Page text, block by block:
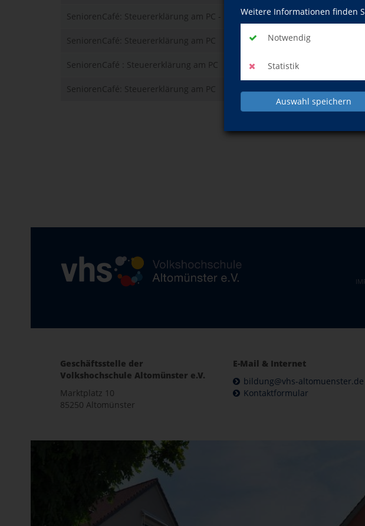
Weitere Informationen finden
Notwendig
Statistik
Auswahl speichern
SeniorenCafé: Steuererklärung am PC - Drei Programme im Praxistest
SeniorenCafé: Steuererklärung am PC
SeniorenCafé : Steuererklärung am PC
SeniorenCafé: Steuererklärung am PC
Geschäftsstelle der
Volkshochschule Altomünster e.V.
Marktplatz 10
85250 Altomünster
E-Mail & Internet
bildung@vhs-altomuenster.de
Kontaktformular